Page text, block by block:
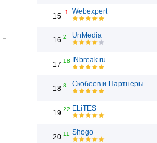
15 -1 Webexpert
16 2 UnMedia
17 18 INbreak.ru
18 8 Скобеев и Партнеры
19 22 ELiTES
20 11 Shogo